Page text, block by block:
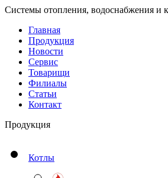
Системы отопления, водоснабжения и
Главная
Продукция
Новости
Сервис
Товарищи
Филиалы
Статьи
Контакт
Продукция
Котлы